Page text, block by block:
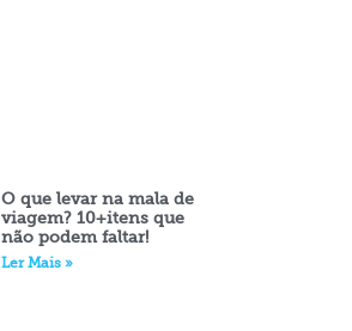
O que levar na mala de
viagem? 10+itens que
não podem faltar!
Ler Mais »